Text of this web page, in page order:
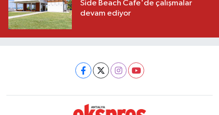
Side Beach Cafe'de çalışmalar
devam ediyor